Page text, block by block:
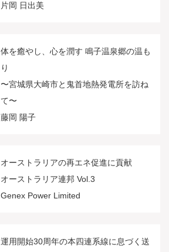
片岡 日出美
体を癒やし、心を潤す 鳴子温泉郷の温も
り
〜宮城県大崎市と鬼首地熱発電所を訪ね
て〜
藤岡 陽子
オーストラリアの再エネ促進に貢献
オーストラリア連邦 Vol.3
Genex Power Limited
運用開始30周年の本四連系線に息づく送